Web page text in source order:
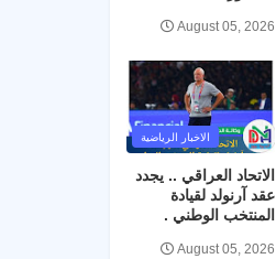
August 05, 2026
الاخبار الرياضية
الاتحاد العراقي .. يجدد
عقد آرنولد لقيادة
المنتخب الوطني .
August 05, 2026